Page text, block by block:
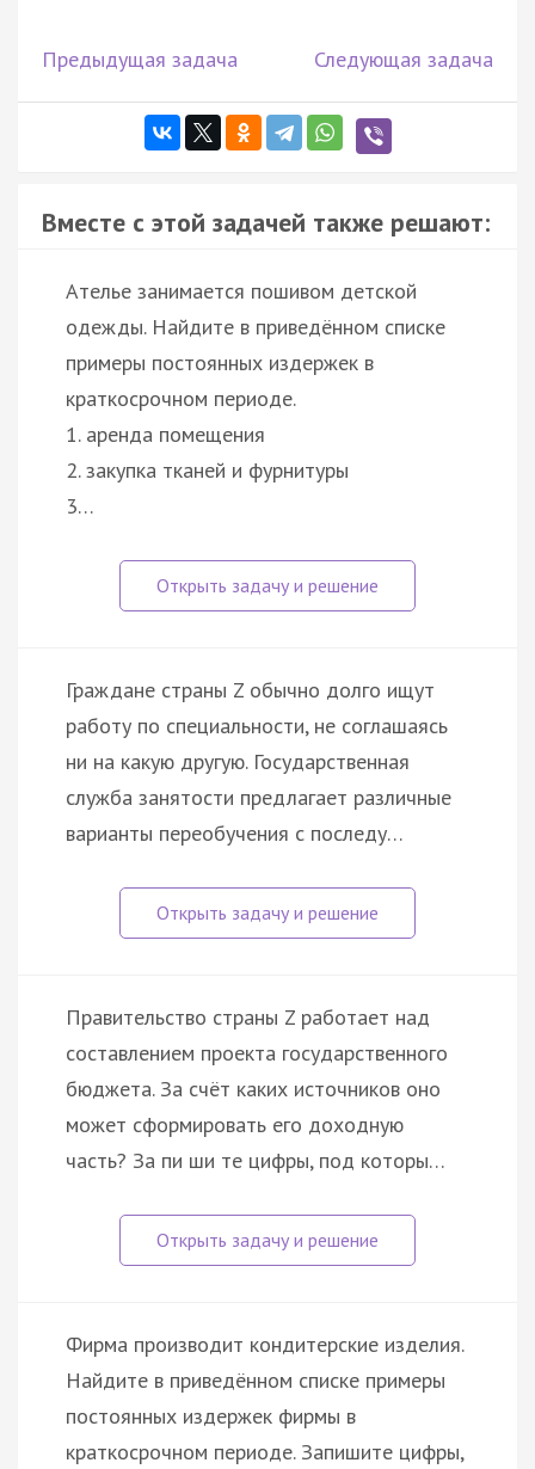
Предыдущая задача Следующая задача
Вместе с этой задачей также решают:
Ателье занимается пошивом детской
одежды. Найдите в приведённом списке
примеры постоянных издержек в
краткосрочном периоде.
1. аренда помещения
2. закупка тканей и фурнитуры
3…
Граждане страны Z обычно долго ищут
работу по специальности, не соглашаясь
ни на какую другую. Государственная
служба занятости предлагает различные
варианты переобучения с последу…
Правительство страны Z работает над
составлением проекта государственного
бюджета. За счёт каких источников оно
может сформировать его доходную
часть? За пи ши те цифры, под которы…
Фирма производит кондитерские изделия.
Найдите в приведённом списке примеры
постоянных издержек фирмы в
краткосрочном периоде. Запишите цифры,